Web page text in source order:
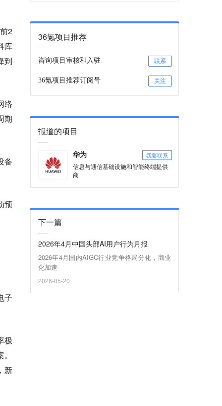
2
库
到
络
期
备
预
子
极
新
36氪项目推荐
咨询项目审核和入驻 联系
36氪项目推荐订阅号 关注
报道的项目
华为 我要联系
信息与通信基础设施和智能终端提供
商
下一篇
2026年4月中国头部AI用户行为月报
2026年4月国内AIGC行业竞争格局分化，商业
化加速
2026-05-20